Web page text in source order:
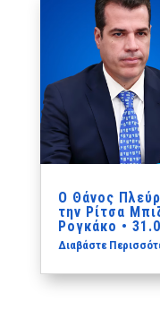
Ο Θάνος
την Ρίτσα
Ρογκάκο •
Διαβάστε